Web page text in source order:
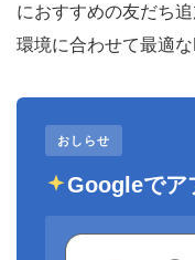
におすすめの友だち
環境に合わせて最適
おしらせ
Googleでア